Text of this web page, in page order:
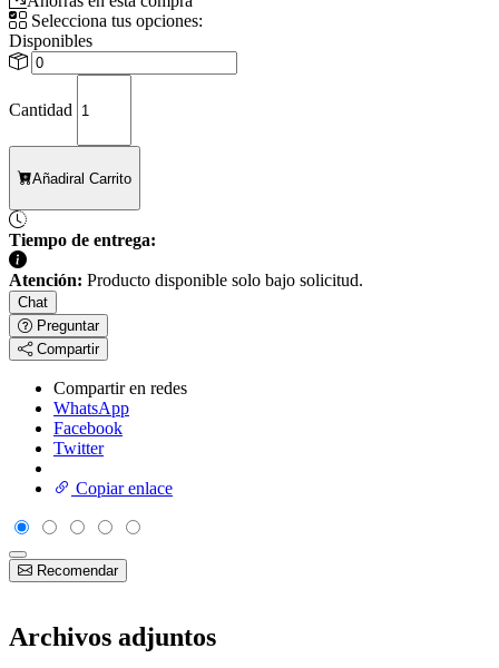
Selecciona tus opciones:
Disponibles
Cantidad
Añadiral Carrito
Tiempo de entrega:
Atención: Producto disponible solo bajo solicitud.
Chat
Preguntar
Compartir
Compartir en redes
WhatsApp
Facebook
Twitter
Copiar enlace
Recomendar
Archivos adjuntos